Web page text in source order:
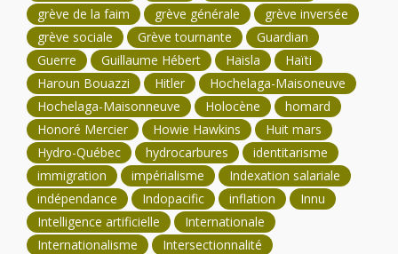
grève de la faim
grève générale
grève inversée
grève sociale
Grève tournante
Guardian
Guerre
Guillaume Hébert Haisla
Haïti
Haroun Bouazzi
Hitler
Hochelaga-Maisoneuve
Hochelaga-Maisonneuve
Holocène
homard
Honoré Mercier
Howie Hawkins
Huit mars
Hydro-Québec
hydrocarbures
identitarisme
immigration
impérialisme
Indexation salariale
indépendance
Indopacific inflation
Innu
Intelligence artificielle
Internationale
Internationalisme
Intersectionnalité